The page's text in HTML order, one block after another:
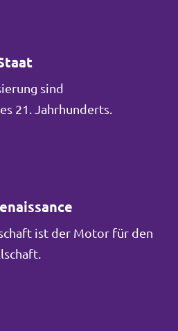
sind
21. Jahrhunderts.
ist der Motor für den